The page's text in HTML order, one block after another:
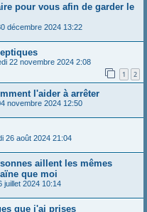
pour vous afin de garder le
décembre 2024 13:22
22 novembre 2024 2:08
1 2
l'aider à arrêter
novembre 2024 12:50
26 août 2024 21:04
aillent les mêmes
que moi
juillet 2024 10:14
que j'ai prises